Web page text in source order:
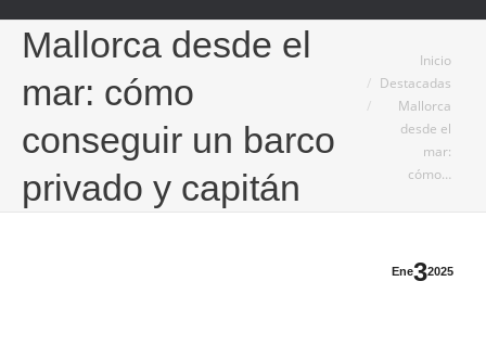
Mallorca desde el
mar: cómo
conseguir un barco
privado y capitán
Estás aquí:Inicio
Destacadas
Mallorca
desde el
mar:
cómo…
Ene32025